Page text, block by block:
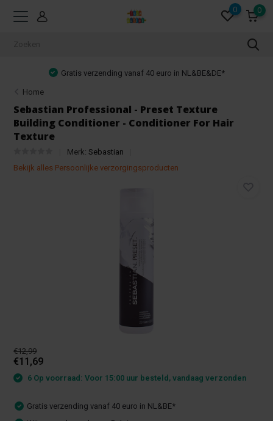
0 0
Gratis verzending vanaf 40 euro in NL&BE&DE*
Home
Sebastian Professional - Preset Texture
Building Conditioner - Conditioner For Hair
Texture
Merk:Sebastian
Bekijk alles Persoonlijke verzorgingsproducten
€12,99
€11,69
6 Op voorraad: Voor 15:00 uur besteld, vandaag verzonden
Gratis verzending vanaf 40 euro in NL&BE*